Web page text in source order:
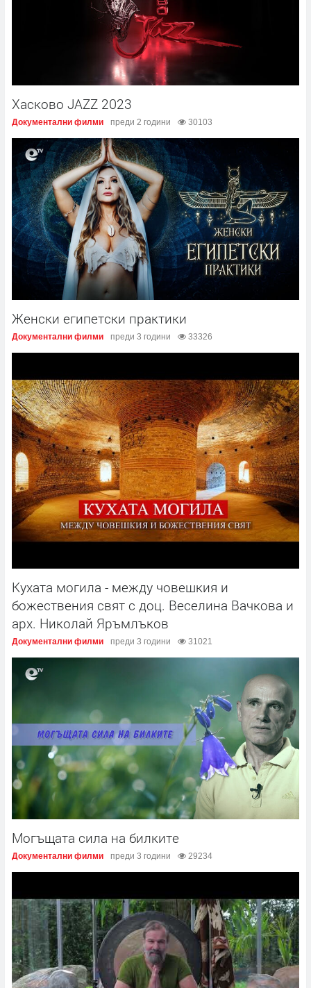
Хасково JAZZ 2023
Документални филми преди 2 години 30103
Женски египетски практики
Документални филми преди 3 години 33326
Кухата могила - между човешкия и
божествения свят с доц. Веселина Вачкова и
арх. Николай Яръмлъков
Документални филми преди 3 години 31021
Могъщата сила на билките
Документални филми преди 3 години 29234